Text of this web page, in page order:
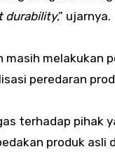
durability,” ujarnya.
melakukan
peredaran
terhadap pihak
produk asli